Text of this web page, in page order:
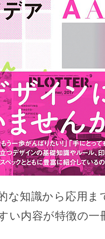
な知識から応用ま
い内容が特徴の一